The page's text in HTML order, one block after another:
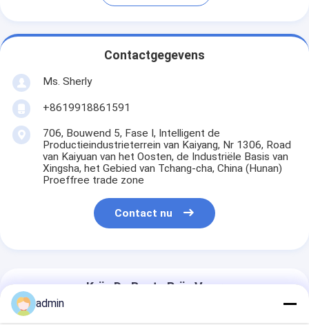
Contactgegevens
Ms. Sherly
+8619918861591
706, Bouwend 5, Fase I, Intelligent de
Productieindustrieterrein van Kaiyang, Nr 1306, Road
van Kaiyuan van het Oosten, de Industriële Basis van
Xingsha, het Gebied van Tchang-cha, China (Hunan)
Proeffree trade zone
Contact nu
Krijg De Beste Prijs Voor
admin